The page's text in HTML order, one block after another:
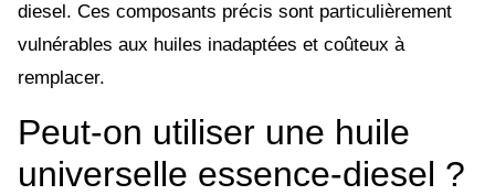
diesel. Ces composants précis sont particulièrement
vulnérables aux huiles inadaptées et coûteux à
remplacer.
Peut-on utiliser une huile
universelle essence-diesel ?